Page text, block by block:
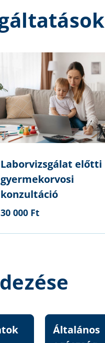
Laborvizsgálat előtti
gyermekorvosi
konzultáció
30 000 Ft
Általános